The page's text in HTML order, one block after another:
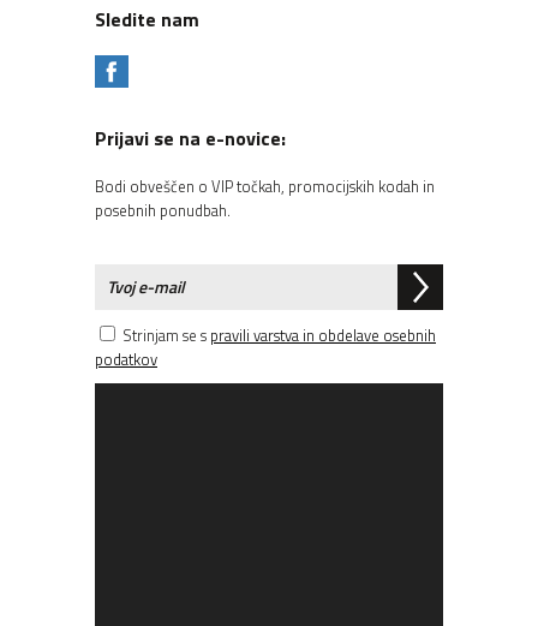
Sledite nam
Prijavi se na e-novice:
Bodi obveščen o VIP točkah, promocijskih kodah in
posebnih ponudbah.
Strinjam se s pravili varstva in obdelave osebnih
podatkov